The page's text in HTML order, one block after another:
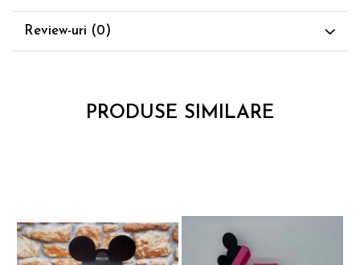
Review-uri (0)
PRODUSE SIMILARE